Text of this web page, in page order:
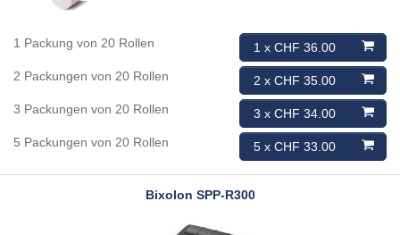
1 x CHF 36.00
1 Packung von 20 Rollen
2 x CHF 35.00
2 Packungen von 20 Rollen
3 x CHF 34.00
3 Packungen von 20 Rollen
5 x CHF 33.00
5 Packungen von 20 Rollen
Bixolon SPP-R300